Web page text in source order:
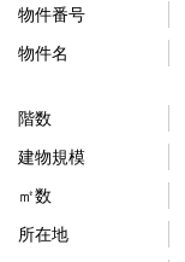
物件番号
物件名
階数
建物規模
㎡数
所在地